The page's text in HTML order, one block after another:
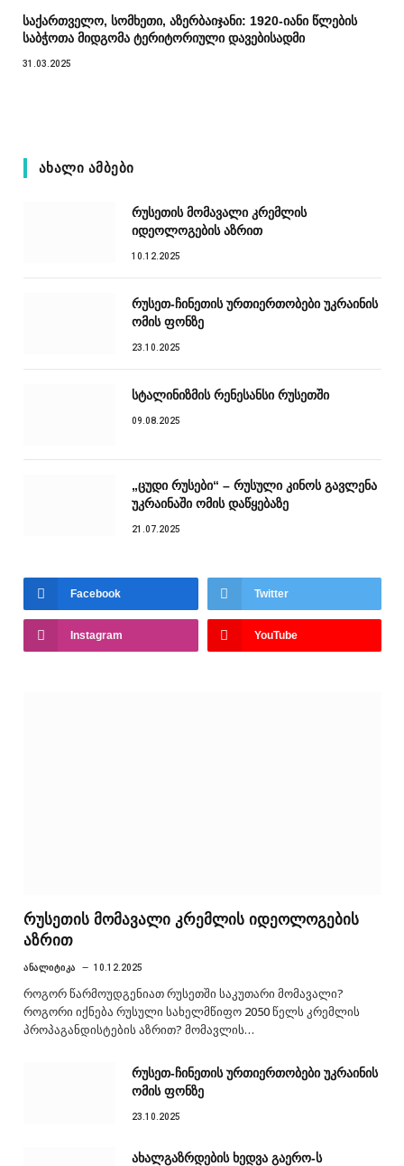
საქართველო, სომხეთი, აზერბაიჯანი: 1920-იანი წლების
საბჭოთა მიდგომა ტერიტორიული დავებისადმი
31.03.2025
ᲐᲮᲐᲚᲘ ᲐᲛᲑᲔᲑᲘ
რუსეთის მომავალი კრემლის
იდეოლოგების აზრით
10.12.2025
რუსეთ-ჩინეთის ურთიერთობები უკრაინის
ომის ფონზე
23.10.2025
სტალინიზმის რენესანსი რუსეთში
09.08.2025
„ცუდი რუსები“ – რუსული კინოს გავლენა
უკრაინაში ომის დაწყებაზე
21.07.2025
Facebook Twitter
Instagram YouTube
რუსეთის მომავალი კრემლის იდეოლოგების
აზრით
ᲐᲜᲐᲚᲘᲢᲘᲙᲐ 10.12.2025
როგორ წარმოუდგენიათ რუსეთში საკუთარი მომავალი?
როგორი იქნება რუსული სახელმწიფო 2050 წელს კრემლის
პროპაგანდისტების აზრით? მომავლის…
რუსეთ-ჩინეთის ურთიერთობები უკრაინის
ომის ფონზე
23.10.2025
ახალგაზრდების ხედვა გაერო-ს